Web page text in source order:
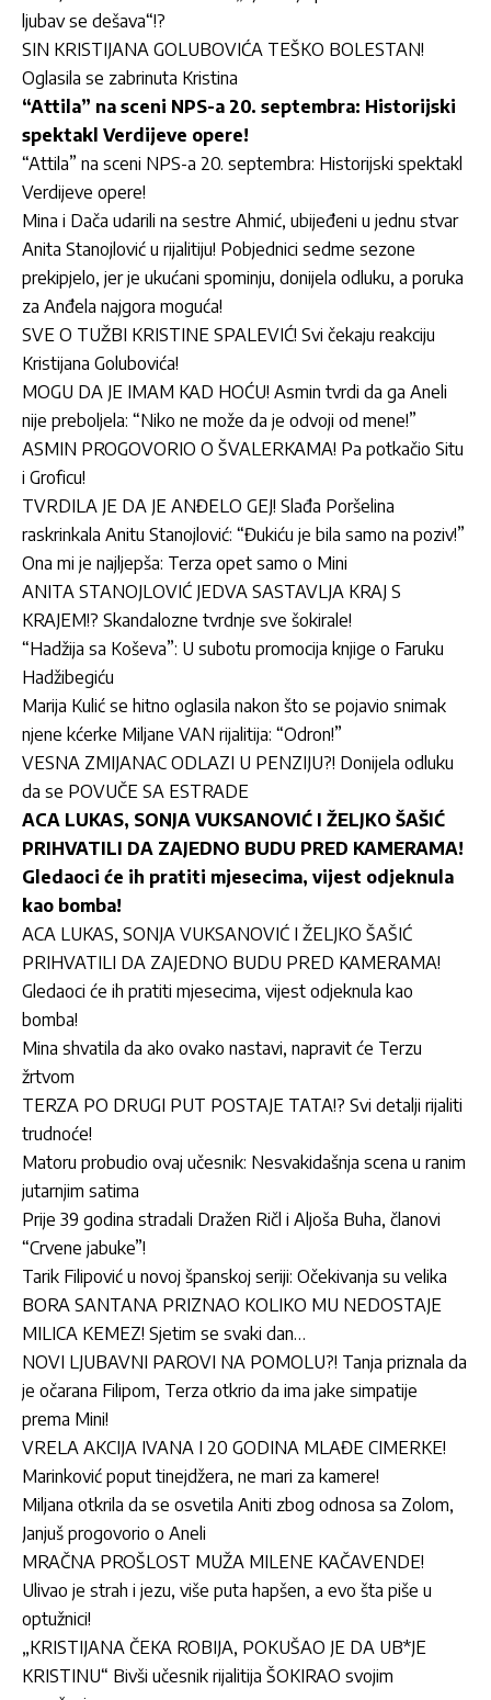
ljubav se dešava“!?
SIN KRISTIJANA GOLUBOVIĆA TEŠKO BOLESTAN!
Oglasila se zabrinuta Kristina
“Attila” na sceni NPS-a 20. septembra: Historijski
spektakl Verdijeve opere!
“Attila” na sceni NPS-a 20. septembra: Historijski spektakl
Verdijeve opere!
Mina i Dača udarili na sestre Ahmić, ubijeđeni u jednu stvar
Anita Stanojlović u rijalitiju! Pobjednici sedme sezone
prekipjelo, jer je ukućani spominju, donijela odluku, a poruka
za Anđela najgora moguća!
SVE O TUŽBI KRISTINE SPALEVIĆ! Svi čekaju reakciju
Kristijana Golubovića!
MOGU DA JE IMAM KAD HOĆU! Asmin tvrdi da ga Aneli
nije preboljela: “Niko ne može da je odvoji od mene!”
ASMIN PROGOVORIO O ŠVALERKAMA! Pa potkačio Situ
i Groficu!
TVRDILA JE DA JE ANĐELO GEJ! Slađa Poršelina
raskrinkala Anitu Stanojlović: “Đukiću je bila samo na poziv!”
Ona mi je najljepša: Terza opet samo o Mini
ANITA STANOJLOVIĆ JEDVA SASTAVLJA KRAJ S
KRAJEM!? Skandalozne tvrdnje sve šokirale!
“Hadžija sa Koševa”: U subotu promocija knjige o Faruku
Hadžibegiću
Marija Kulić se hitno oglasila nakon što se pojavio snimak
njene kćerke Miljane VAN rijalitija: “Odron!”
VESNA ZMIJANAC ODLAZI U PENZIJU?! Donijela odluku
da se POVUČE SA ESTRADE
ACA LUKAS, SONJA VUKSANOVIĆ I ŽELJKO ŠAŠIĆ
PRIHVATILI DA ZAJEDNO BUDU PRED KAMERAMA!
Gledaoci će ih pratiti mjesecima, vijest odjeknula
kao bomba!
ACA LUKAS, SONJA VUKSANOVIĆ I ŽELJKO ŠAŠIĆ
PRIHVATILI DA ZAJEDNO BUDU PRED KAMERAMA!
Gledaoci će ih pratiti mjesecima, vijest odjeknula kao
bomba!
Mina shvatila da ako ovako nastavi, napravit će Terzu
žrtvom
TERZA PO DRUGI PUT POSTAJE TATA!? Svi detalji rijaliti
trudnoće!
Matoru probudio ovaj učesnik: Nesvakidašnja scena u ranim
jutarnjim satima
Prije 39 godina stradali Dražen Ričl i Aljoša Buha, članovi
“Crvene jabuke”!
Tarik Filipović u novoj španskoj seriji: Očekivanja su velika
BORA SANTANA PRIZNAO KOLIKO MU NEDOSTAJE
MILICA KEMEZ! Sjetim se svaki dan…
NOVI LJUBAVNI PAROVI NA POMOLU?! Tanja priznala da
je očarana Filipom, Terza otkrio da ima jake simpatije
prema Mini!
VRELA AKCIJA IVANA I 20 GODINA MLAĐE CIMERKE!
Marinković poput tinejdžera, ne mari za kamere!
Miljana otkrila da se osvetila Aniti zbog odnosa sa Zolom,
Janjuš progovorio o Aneli
MRAČNA PROŠLOST MUŽA MILENE KAČAVENDE!
Ulivao je strah i jezu, više puta hapšen, a evo šta piše u
optužnici!
„KRISTIJANA ČEKA ROBIJA, POKUŠAO JE DA UB*JE
KRISTINU“ Bivši učesnik rijalitija ŠOKIRAO svojim